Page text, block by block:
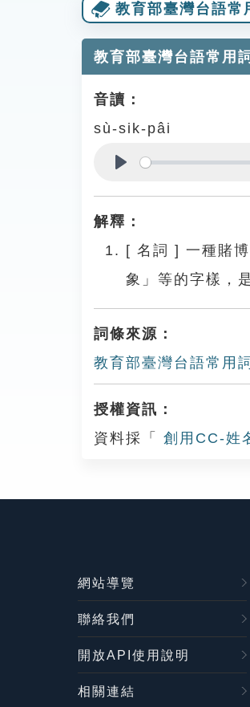
教育部臺灣台語常
教育部臺灣台語常用
音讀：
sù-sik-pâi
解釋：
[ 名詞 ] 一種賭
象」等的字樣，
詞條來源：
教育部臺灣台語常用
授權資訊：
資料採「
創用CC-姓
網站導覽
聯絡我們
開放API使用說明
相關連結